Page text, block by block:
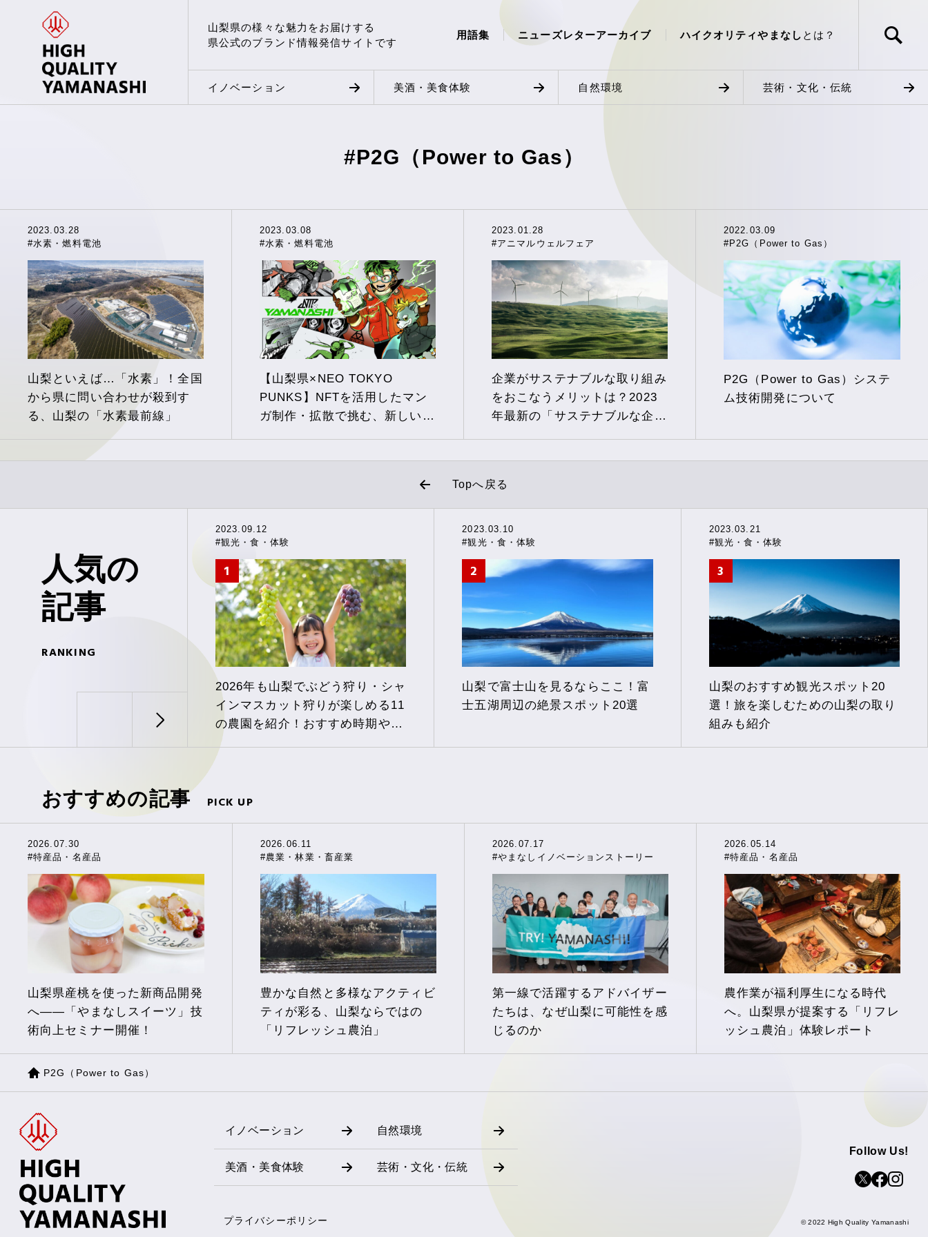
山梨県の様々な魅力をお届けする
県公式のブランド情報発信サイトです
用語集 ニューズレターアーカイブ ハイクオリティやまなし とは？
イノベーション 美酒・美食体験 自然環境 芸術・文化・伝統
#P2G（Power to Gas）
2023.03.28
#水素・燃料電池
山梨といえば…「水素」！全国
から県に問い合わせが殺到す
る、山梨の「水素最前線」
2023.03.08
#水素・燃料電池
【山梨県×NEO TOKYO
PUNKS】NFTを活用したマン
ガ制作・拡散で挑む、新しい
2023.01.28
#アニマルウェルフェア
企業がサステナブルな取り組み
をおこなうメリットは？2023
年最新の「サステナブルな企業
2022.03.09
#P2G（Power to Gas）
P2G（Power to Gas）システ
ム技術開発について
Topへ戻る
人気の
記事
RANKING
2023.09.12
#観光・食・体験
2026年も山梨でぶどう狩り・シャ
インマスカット狩りが楽しめる11
の農園を紹介！おすすめ時期や選
び方も
2023.03.10
#観光・食・体験
山梨で富士山を見るならここ！富
士五湖周辺の絶景スポット20選
2023.03.21
#観光・食・体験
山梨のおすすめ観光スポット20
選！旅を楽しむための山梨の取り
組みも紹介
おすすめの記事 PICK UP
2026.07.30
#特産品・名産品
山梨県産桃を使った新商品開発
へ――「やまなしスイーツ」技
術向上セミナー開催！
2026.06.11
#農業・林業・畜産業
豊かな自然と多様なアクティビ
ティが彩る、山梨ならではの
「リフレッシュ農泊」
2026.07.17
#やまなしイノベーションストーリー
第一線で活躍するアドバイザー
たちは、なぜ山梨に可能性を感
じるのか
2026.05.14
#特産品・名産品
農作業が福利厚生になる時代
へ。山梨県が提案する「リフレ
ッシュ農泊」体験レポート
P2G（Power to Gas）
イノベーション
美酒・美食体験
自然環境
芸術・文化・伝統
プライバシーポリシー
Follow Us!
© 2022 High Quality Yamanashi